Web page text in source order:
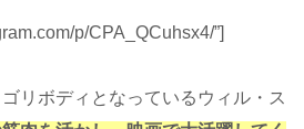
p/CPA_QCuhsx4/”]
リボディとなっているウィル・ス